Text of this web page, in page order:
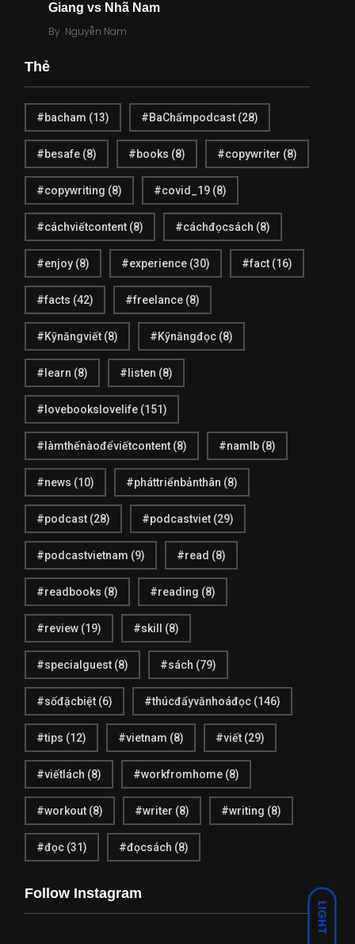
LIGHT
2
47
Kỹ năng
21
Kỹ năng Đọc
27
Kỹ năng Viết Liên hệ
20
Listen My Podcast
13
Số đặc biệt
2
Thông báo
Tình cảm
13
Tri ân
11
Trinh thám Tự lực
Giang vs Nhã Nam
By Nguyễn Nam
Thẻ
#bacham (13) #BaChấmpodcast (28)
#besafe (8) #books (8) #copywriter (8)
#copywriting (8) #covid_19 (8)
#cáchviếtcontent (8) #cáchđọcsách (8)
#enjoy (8) #experience (30) #fact (16)
#facts (42) #freelance (8)
#Kỹnăngviết (8) #Kỹnăngđọc (8)
#learn (8) #listen (8)
#lovebookslovelife (151)
#làmthếnàođểviếtcontent (8) #namlb (8)
#news (10) #pháttriểnbảnthân (8)
#podcast (28) #podcastviet (29)
#podcastvietnam (9) #read (8)
#readbooks (8) #reading (8)
#review (19) #skill (8)
#specialguest (8) #sách (79)
#sốđặcbiệt (6) #thúcđẩyvănhoáđọc (146)
#tips (12) #vietnam (8) #viết (29)
#viếtlách (8) #workfromhome (8)
#workout (8) #writer (8) #writing (8)
#đọc (31) #đọcsách (8)
Follow Instagram